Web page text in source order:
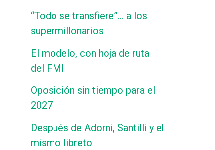
“Todo se transfiere”… a los
supermillonarios
El modelo, con hoja de ruta
del FMI
Oposición sin tiempo para el
2027
Después de Adorni, Santilli y el
mismo libreto